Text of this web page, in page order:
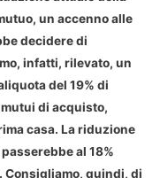
un accenno alle
decidere di
infatti, rilevato, un
del 19% di
di acquisto,
casa. La riduzione
al 18%
Consigliamo, quindi, di